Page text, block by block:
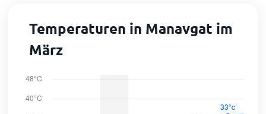
Temperaturen in Manavgat im
März